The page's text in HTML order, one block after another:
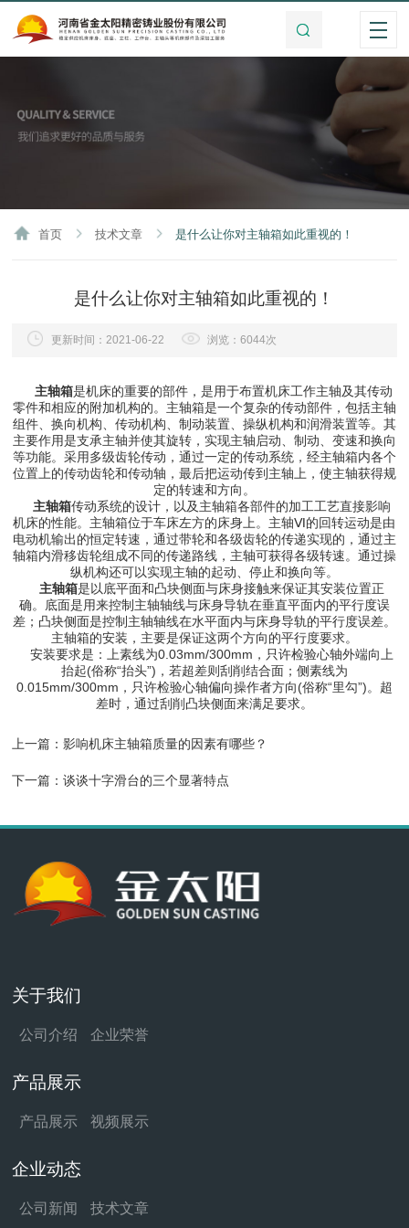
首页 技术文章 是什么让你对主轴箱如此重视的！
是什么让你对主轴箱如此重视的！
更新时间：2021-06-22 浏览：6044次
主轴箱是机床的重要的部件，是用于布置机床工作主轴及其传动
零件和相应的附加机构的。主轴箱是一个复杂的传动部件，包括主轴
组件、换向机构、传动机构、制动装置、操纵机构和润滑装置等。其
主要作用是支承主轴并使其旋转，实现主轴启动、制动、变速和换向
等功能。采用多级齿轮传动，通过一定的传动系统，经主轴箱内各个
位置上的传动齿轮和传动轴，最后把运动传到主轴上，使主轴获得规
定的转速和方向。
主轴箱传动系统的设计，以及主轴箱各部件的加工工艺直接影响
机床的性能。主轴箱位于车床左方的床身上。主轴Ⅵ的回转运动是由
电动机输出的恒定转速，通过带轮和各级齿轮的传递实现的，通过主
轴箱内滑移齿轮组成不同的传递路线，主轴可获得各级转速。通过操
纵机构还可以实现主轴的起动、停止和换向等。
主轴箱是以底平面和凸块侧面与床身接触来保证其安装位置正
确。底面是用来控制主轴轴线与床身导轨在垂直平面内的平行度误
差；凸块侧面是控制主轴轴线在水平面内与床身导轨的平行度误差。
主轴箱的安装，主要是保证这两个方向的平行度要求。
安装要求是：上素线为0.03mm/300mm，只许检验心轴外端向上
抬起(俗称“抬头”)，若超差则刮削结合面；侧素线为
0.015mm/300mm，只许检验心轴偏向操作者方向(俗称“里勾”)。超
差时，通过刮削凸块侧面来满足要求。
上一篇：影响机床主轴箱质量的因素有哪些？
下一篇：谈谈十字滑台的三个显著特点
关于我们
公司介绍 企业荣誉
产品展示
产品展示 视频展示
企业动态
公司新闻 技术文章